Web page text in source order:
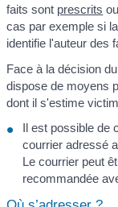
faits sont prescrits
cas par exemple si
identifie l'auteur des
Face à la décision
dispose de moyens
dont il s'estime
Il est possible de
courrier adressé
Le courrier peut
recommandée